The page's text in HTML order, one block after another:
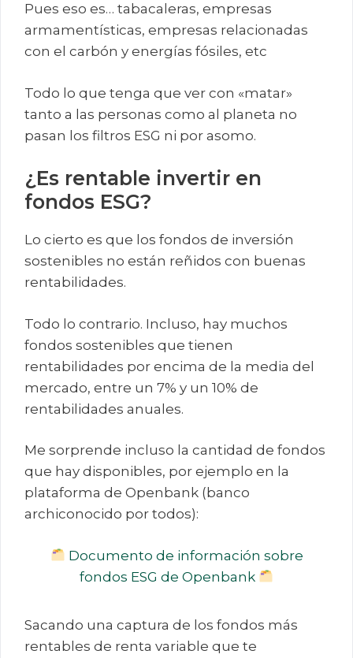
Pues eso es… tabacaleras, empresas
armamentísticas, empresas relacionadas
con el carbón y energías fósiles, etc
Todo lo que tenga que ver con «matar»
tanto a las personas como al planeta no
pasan los filtros ESG ni por asomo.
¿Es rentable invertir en
fondos ESG?
Lo cierto es que los fondos de inversión
sostenibles no están reñidos con buenas
rentabilidades.
Todo lo contrario. Incluso, hay muchos
fondos sostenibles que tienen
rentabilidades por encima de la media del
mercado, entre un 7% y un 10% de
rentabilidades anuales.
Me sorprende incluso la cantidad de fondos
que hay disponibles, por ejemplo en la
plataforma de Openbank (banco
archiconocido por todos):
Documento de información sobre
fondos ESG de Openbank
Sacando una captura de los fondos más
rentables de renta variable que te